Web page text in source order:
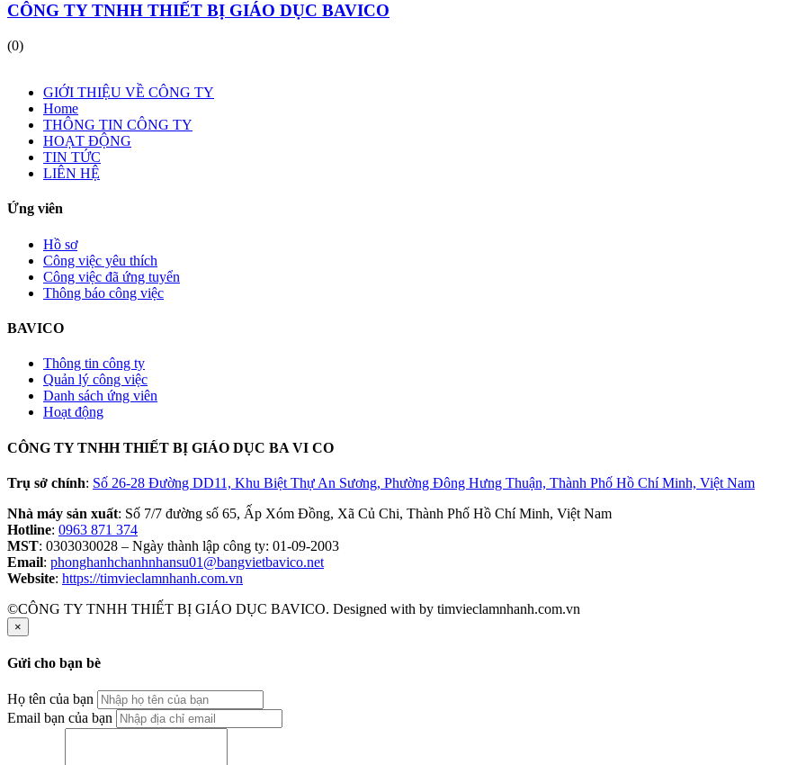
CÔNG TY TNHH THIẾT BỊ GIÁO DỤC BAVICO
(0)
GIỚI THIỆU VỀ CÔNG TY
Home
THÔNG TIN CÔNG TY
HOẠT ĐỘNG
TIN TỨC
LIÊN HỆ
Ứng viên
Hồ sơ
Công việc yêu thích
Công việc đã ứng tuyển
Thông báo công việc
BAVICO
Thông tin công ty
Quản lý công việc
Danh sách ứng viên
Hoạt động
CÔNG TY TNHH THIẾT BỊ GIÁO DỤC BA VI CO
Trụ sở chính: Số 26-28 Đường DD11, Khu Biệt Thự An Sương, Phường Đông Hưng Thuận, Thành Phố Hồ Chí Minh, Việt Nam
Nhà máy sản xuất: Số 7/7 đường số 65, Ấp Xóm Đồng, Xã Củ Chi, Thành Phố Hồ Chí Minh, Việt Nam
Hotline: 0963 871 374
MST: 0303030028 – Ngày thành lập công ty: 01-09-2003
Email: phonghanhchanhnhansu01@bangvietbavico.net
Website: https://timvieclamnhanh.com.vn
©CÔNG TY TNHH THIẾT BỊ GIÁO DỤC BAVICO. Designed with by timvieclamnhanh.com.vn
×
Gửi cho bạn bè
Họ tên của bạn
Email bạn của bạn